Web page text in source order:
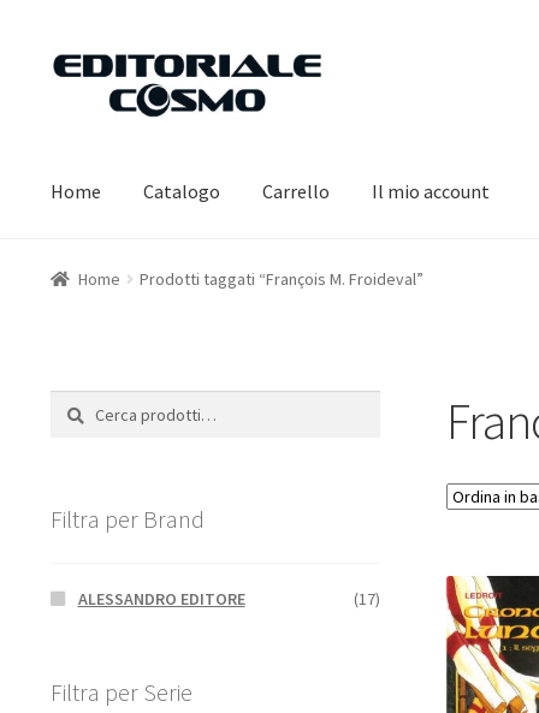
Vai
navigazione
Vai
Home Catalogo Carrello Il mio account
Home Prodotti taggati “François M. Froideval”
Cerca:
Cerca
Filtra per Brand
ALESSANDRO EDITORE (17)
Filtra per Serie